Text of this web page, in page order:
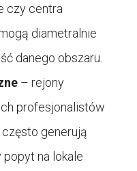
czy centra
diametralnie
danego obszaru.
– rejony
profesjonalistów
generują
popyt na lokale